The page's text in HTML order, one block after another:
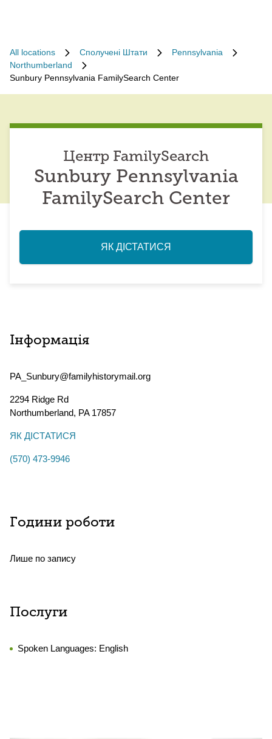
All locations Сполучені Штати
Pennsylvania
Northumberland
Sunbury Pennsylvania FamilySearch Center
Центр FamilySearch
Sunbury Pennsylvania
FamilySearch Center
ЯК ДІСТАТИСЯ
Інформація
PA_Sunbury@familyhistorymail.org
2294 Ridge Rd
Northumberland, PA17857
ЯК ДІСТАТИСЯ
(570) 473-9946
Години роботи
Лише по запису
Послуги
Spoken Languages: English